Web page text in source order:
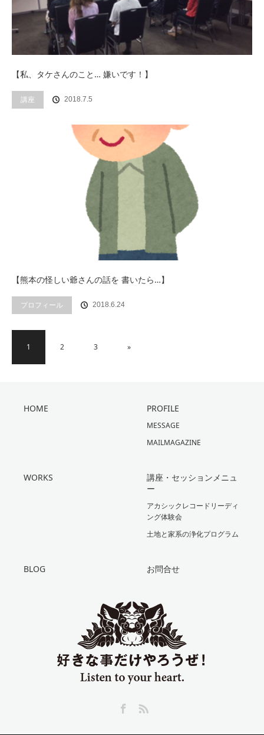
【私、タケさんのこと… 嫌いです！】
講座 2018.7.5
【熊本の怪しい爺さんの話を 書いたら…】
プロフィール 2018.6.24
1 2 3 »
HOME PROFILE
MESSAGE
MAILMAGAZINE
WORKS
講座・セッションメニュ
ー
アカシックレコードリーディ
ング体験会
土地と家系の浄化プログラム
BLOG お問合せ